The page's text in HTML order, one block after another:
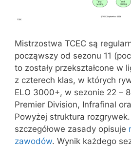
Mistrzostwa TCEC są
począwszy od sezonu 11
to zostały przekształcone w
z czterech klas, w których
ELO 3000+, w sezonie 22 –
Premier Division, Infrafinal
Powyżej struktura
szczegółowe zasady opisuje
zawodów. Wynik każdego